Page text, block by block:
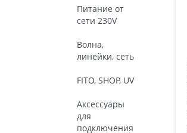
Питание от
сети 230V
Волна,
линейки, сеть
FITO, SHOP, UV
Аксессуары
для
подключения